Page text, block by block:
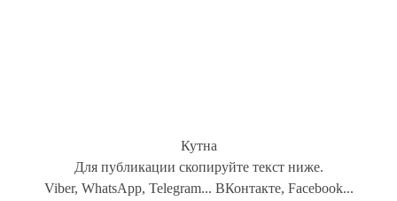
Кутна
Для публикации скопируйте текст ниже.
Viber, WhatsApp, Telegram... ВКонтакте, Facebook...